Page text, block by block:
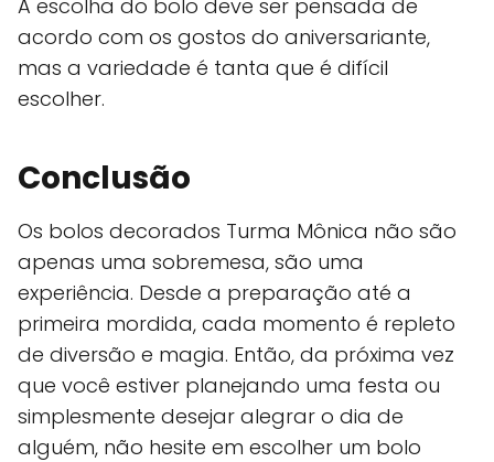
A escolha do bolo deve ser pensada de
acordo com os gostos do aniversariante,
mas a variedade é tanta que é difícil
escolher.
Conclusão
Os bolos decorados Turma Mônica não são
apenas uma sobremesa, são uma
experiência. Desde a preparação até a
primeira mordida, cada momento é repleto
de diversão e magia. Então, da próxima vez
que você estiver planejando uma festa ou
simplesmente desejar alegrar o dia de
alguém, não hesite em escolher um bolo